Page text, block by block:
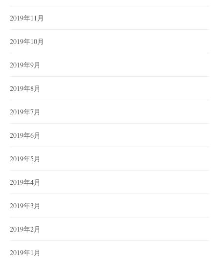
2019年11月
2019年10月
2019年9月
2019年8月
2019年7月
2019年6月
2019年5月
2019年4月
2019年3月
2019年2月
2019年1月